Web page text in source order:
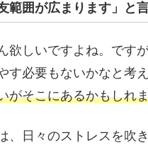
範囲が広まります」と
欲しいですよね。です
す必要もないかなと考
がそこにあるかもしれ
、日々のストレスを吹